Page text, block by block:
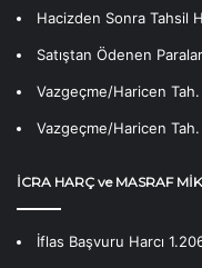
Hacizden Sonra Tahsil
Satıştan Ödenen
Vazgeçme/Haricen
Vazgeçme/Haricen
İCRA HARÇ ve MASRAF
İflas Başvuru Harcı